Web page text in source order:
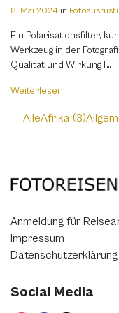
8. Mai 2024 in
Ein Polarisationsfilter,
Werkzeug in der
Qualität und Wirkung […]
Weiterlesen
AlleAfrika (3)
Anmeldung für
Impressum
Datenschutzerklärung
Social Media